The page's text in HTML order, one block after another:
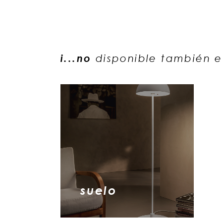
i...no disponible también
suelo